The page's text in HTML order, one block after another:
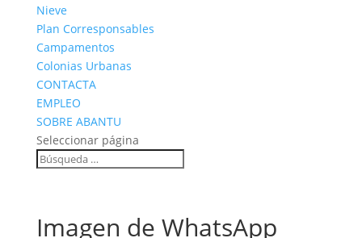
Nieve
Plan Corresponsables
Campamentos
Colonias Urbanas
CONTACTA
EMPLEO
SOBRE ABANTU
Seleccionar página
Imagen de WhatsApp